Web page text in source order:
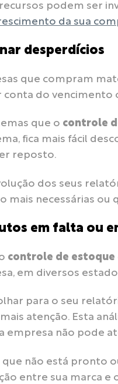
podem ser
da sua
desperdícios
que compram
conta do
que o controle
fica mais fácil
reposto.
dos seus
mais necessárias ou
em falta ou
controle de estoque
em diversos
para o seu
atenção. Esta
empresa não pode
não está pronto
entre sua marca e